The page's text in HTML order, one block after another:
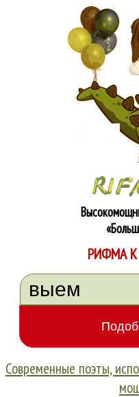
РИФМА
Современные поэты,